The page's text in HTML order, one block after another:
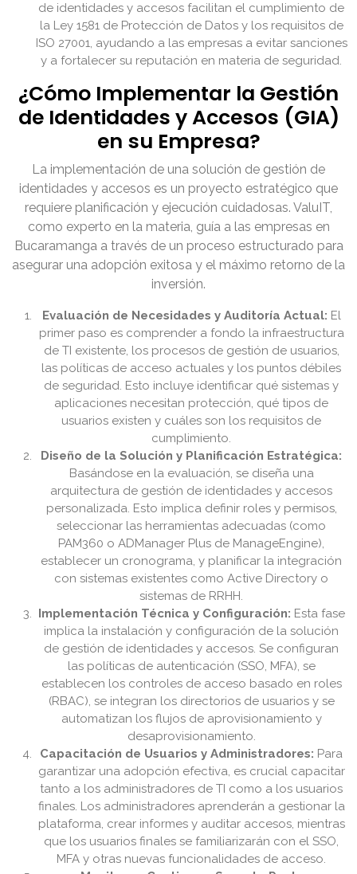
de identidades y accesos facilitan el cumplimiento de
la Ley 1581 de Protección de Datos y los requisitos de
ISO 27001, ayudando a las empresas a evitar sanciones
y a fortalecer su reputación en materia de seguridad.
¿Cómo Implementar la Gestión
de Identidades y Accesos (GIA)
en su Empresa?
La implementación de una solución de gestión de
identidades y accesos es un proyecto estratégico que
requiere planificación y ejecución cuidadosas. ValuIT,
como experto en la materia, guía a las empresas en
Bucaramanga a través de un proceso estructurado para
asegurar una adopción exitosa y el máximo retorno de la
inversión.
Evaluación de Necesidades y Auditoría Actual: El
primer paso es comprender a fondo la infraestructura
de TI existente, los procesos de gestión de usuarios,
las políticas de acceso actuales y los puntos débiles
de seguridad. Esto incluye identificar qué sistemas y
aplicaciones necesitan protección, qué tipos de
usuarios existen y cuáles son los requisitos de
cumplimiento.
Diseño de la Solución y Planificación Estratégica:
Basándose en la evaluación, se diseña una
arquitectura de gestión de identidades y accesos
personalizada. Esto implica definir roles y permisos,
seleccionar las herramientas adecuadas (como
PAM360 o ADManager Plus de ManageEngine),
establecer un cronograma, y planificar la integración
con sistemas existentes como Active Directory o
sistemas de RRHH.
Implementación Técnica y Configuración: Esta fase
implica la instalación y configuración de la solución
de gestión de identidades y accesos. Se configuran
las políticas de autenticación (SSO, MFA), se
establecen los controles de acceso basado en roles
(RBAC), se integran los directorios de usuarios y se
automatizan los flujos de aprovisionamiento y
desaprovisionamiento.
Capacitación de Usuarios y Administradores: Para
garantizar una adopción efectiva, es crucial capacitar
tanto a los administradores de TI como a los usuarios
finales. Los administradores aprenderán a gestionar la
plataforma, crear informes y auditar accesos, mientras
que los usuarios finales se familiarizarán con el SSO,
MFA y otras nuevas funcionalidades de acceso.